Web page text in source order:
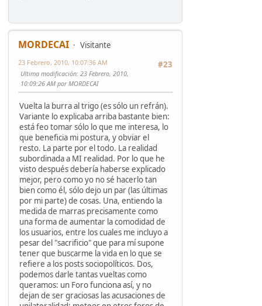
MORDECAI
Visitante
#23
23 Febrero, 2010, 10:07:36 AM
Ultima modificación: 23 Febrero, 2010,
10:09:26 AM por MORDECAI
Vuelta la burra al trigo (es sólo un refrán).
Variante lo explicaba arriba bastante bien:
está feo tomar sólo lo que me interesa, lo
que beneficia mi postura, y obviar el
resto. La parte por el todo. La realidad
subordinada a MI realidad. Por lo que he
visto después debería haberse explicado
mejor, pero como yo no sé hacerlo tan
bien como él, sólo dejo un par (las últimas
por mi parte) de cosas. Una, entiendo la
medida de marras precisamente como
una forma de aumentar la comodidad de
los usuarios, entre los cuales me incluyo a
pesar del "sacrificio" que para mí supone
tener que buscarme la vida en lo que se
refiere a los posts sociopolíticos. Dos,
podemos darle tantas vueltas como
queramos: un Foro funciona así, y no
dejan de ser graciosas las acusaciones de